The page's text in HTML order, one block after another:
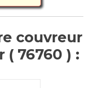
couvreur
( 76760 ) :